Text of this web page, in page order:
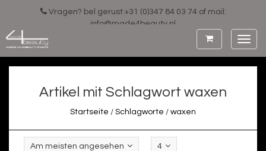
Vragen? bel gerust:+31 (0)347 84 03 74 of mail:
info@made4beauty.nl
Artikel mit Schlagwort waxen
Startseite / Schlagworte / waxen
Am meisten angesehen 4